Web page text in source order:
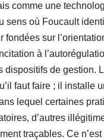
comme une
sens où Foucault
fondées sur
à
dispositifs de gestion.
faut faire ; il installe
lequel certaines
d’autres
traçables. Ce